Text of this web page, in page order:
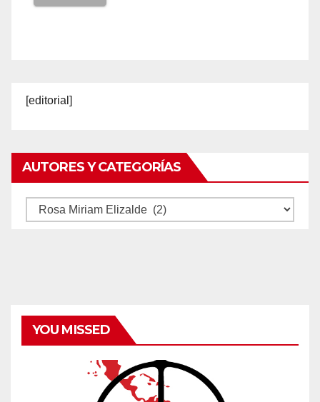
[editorial]
AUTORES Y CATEGORÍAS
Autores
YOU MISSED